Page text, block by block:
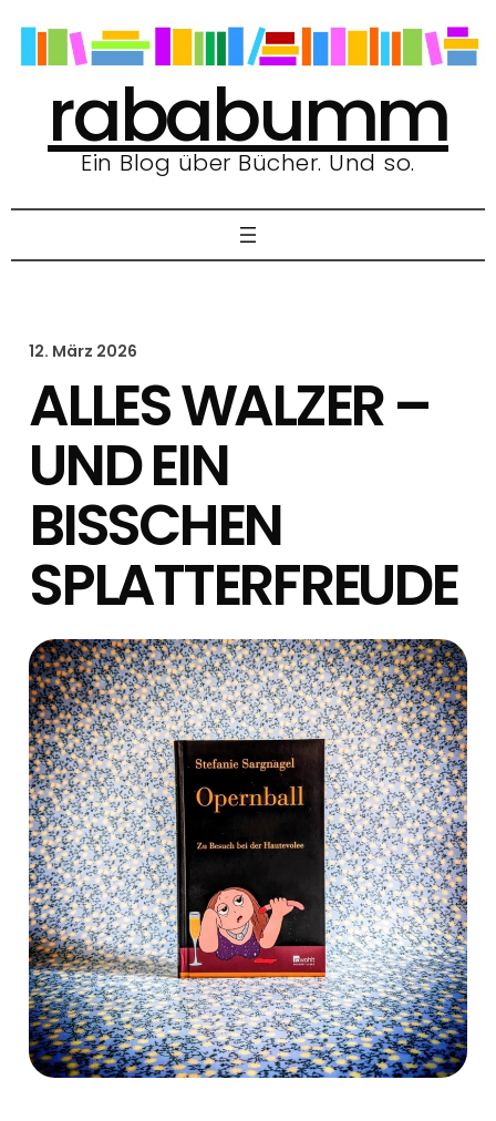
Inhalt
springen
rababumm
Ein Blog über Bücher. Und so.
12. März 2026
ALLES WALZER –
UND EIN
BISSCHEN
SPLATTERFREUDE